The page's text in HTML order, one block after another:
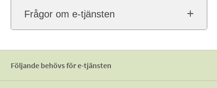
Frågor om e-tjänsten
Följande behövs för e-tjänsten